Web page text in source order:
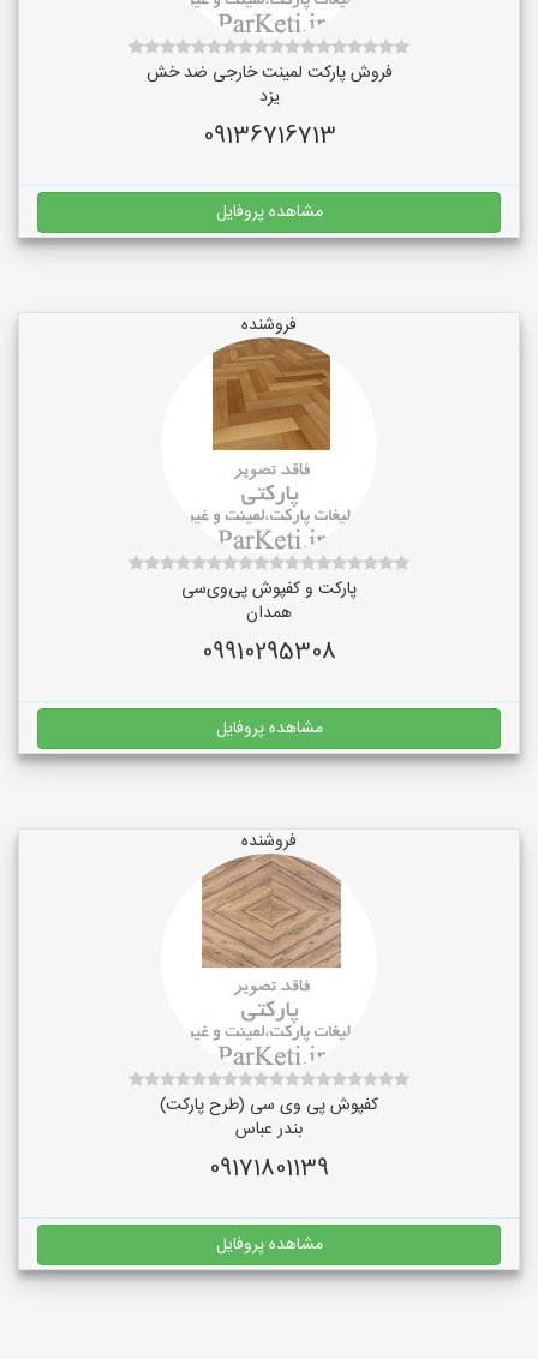
فروش پارکت لمینت خارجی ضد خش
یزد
09136716713
مشاهده پروفایل
فروشنده
پارکت و کفپوش پی‌وی‌سی
همدان
09910295308
مشاهده پروفایل
فروشنده
کفپوش پی وی سی (طرح پارکت)
بندر عباس
09171801139
مشاهده پروفایل